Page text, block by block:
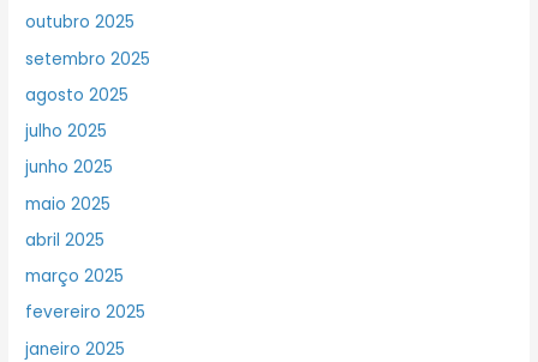
outubro 2025
setembro 2025
agosto 2025
julho 2025
junho 2025
maio 2025
abril 2025
março 2025
fevereiro 2025
janeiro 2025